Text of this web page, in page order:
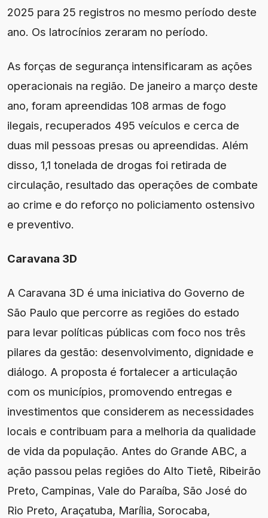
2025 para 25 registros no mesmo período deste
ano. Os latrocínios zeraram no período.
As forças de segurança intensificaram as ações
operacionais na região. De janeiro a março deste
ano, foram apreendidas 108 armas de fogo
ilegais, recuperados 495 veículos e cerca de
duas mil pessoas presas ou apreendidas. Além
disso, 1,1 tonelada de drogas foi retirada de
circulação, resultado das operações de combate
ao crime e do reforço no policiamento ostensivo
e preventivo.
Caravana 3D
A Caravana 3D é uma iniciativa do Governo de
São Paulo que percorre as regiões do estado
para levar políticas públicas com foco nos três
pilares da gestão: desenvolvimento, dignidade e
diálogo. A proposta é fortalecer a articulação
com os municípios, promovendo entregas e
investimentos que considerem as necessidades
locais e contribuam para a melhoria da qualidade
de vida da população. Antes do Grande ABC, a
ação passou pelas regiões do Alto Tietê, Ribeirão
Preto, Campinas, Vale do Paraíba, São José do
Rio Preto, Araçatuba, Marília, Sorocaba,